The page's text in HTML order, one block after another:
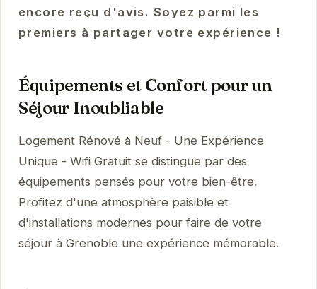
encore reçu d'avis. Soyez parmi les
premiers à partager votre expérience !
Équipements et Confort pour un
Séjour Inoubliable
Logement Rénové à Neuf - Une Expérience
Unique - Wifi Gratuit se distingue par des
équipements pensés pour votre bien-être.
Profitez d'une atmosphère paisible et
d'installations modernes pour faire de votre
séjour à Grenoble une expérience mémorable.